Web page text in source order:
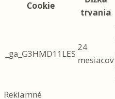
Cookie
trvania
_ga_G3HMD11LES
24
mesiacov
Reklamné